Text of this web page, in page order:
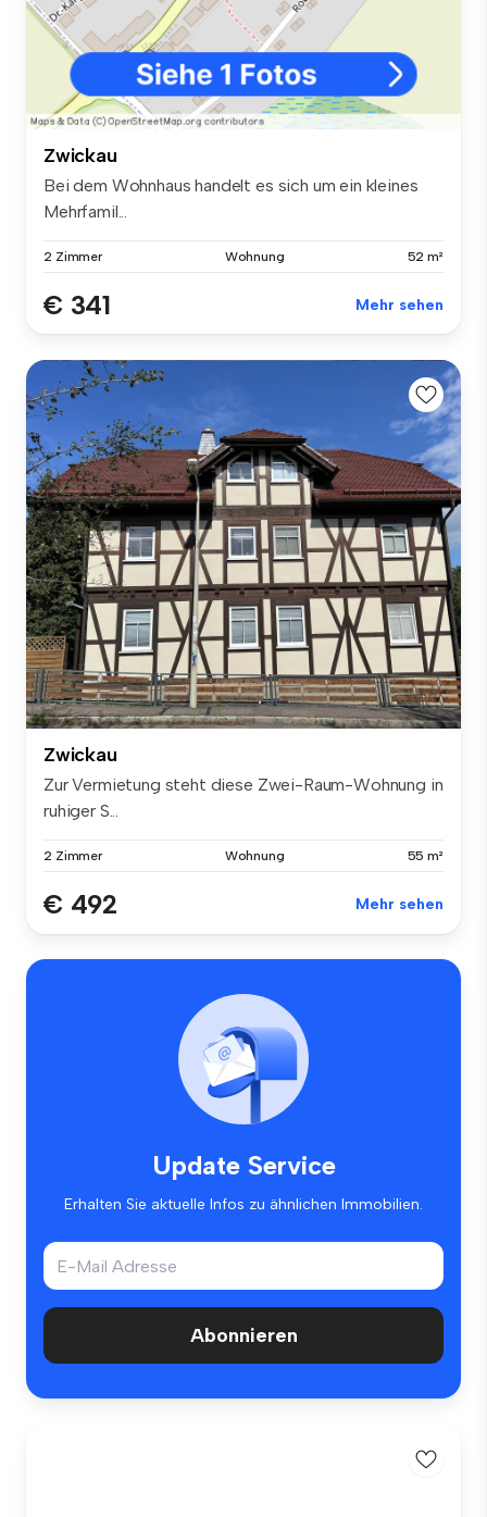
Zwickau
Bei dem Wohnhaus handelt es sich um ein kleines
Mehrfamil...
2 Zimmer Wohnung 52 m²
€ 341 Mehr sehen
Zwickau
Zur Vermietung steht diese Zwei-Raum-Wohnung in
ruhiger S...
2 Zimmer Wohnung 55 m²
€ 492 Mehr sehen
Update Service
Erhalten Sie aktuelle Infos zu ähnlichen Immobilien.
Abonnieren